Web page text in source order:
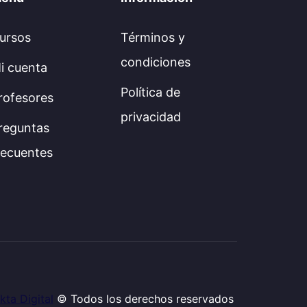
cuenta
Términos y
condiciones
Política de
privacidad
© Todos los derechos reservados